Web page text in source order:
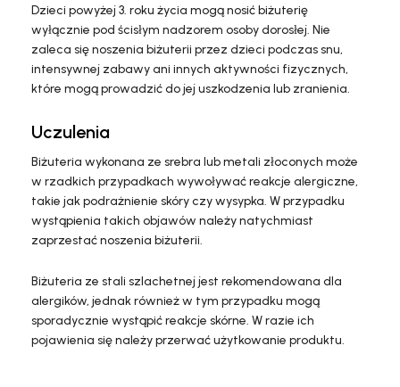
Dzieci powyżej 3. roku życia mogą nosić biżuterię
wyłącznie pod ścisłym nadzorem osoby dorosłej. Nie
zaleca się noszenia biżuterii przez dzieci podczas snu,
intensywnej zabawy ani innych aktywności fizycznych,
które mogą prowadzić do jej uszkodzenia lub zranienia.
Uczulenia
Biżuteria wykonana ze srebra lub metali złoconych może
w rzadkich przypadkach wywoływać reakcje alergiczne,
takie jak podrażnienie skóry czy wysypka. W przypadku
wystąpienia takich objawów należy natychmiast
zaprzestać noszenia biżuterii.
Biżuteria ze stali szlachetnej jest rekomendowana dla
alergików, jednak również w tym przypadku mogą
sporadycznie wystąpić reakcje skórne. W razie ich
pojawienia się należy przerwać użytkowanie produktu.